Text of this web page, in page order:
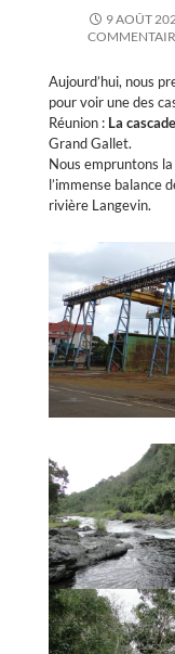
9 AOÛT
Aujourd’hui, nous
pour voir une des
Réunion : La
Grand Gallet.
Nous empruntons
l’immense balance
rivière Langevin.